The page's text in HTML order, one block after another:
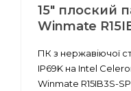
15" плоский
Winmate
ПК з нержавіючої
IP69K на Intel
Winmate R15IB3S-